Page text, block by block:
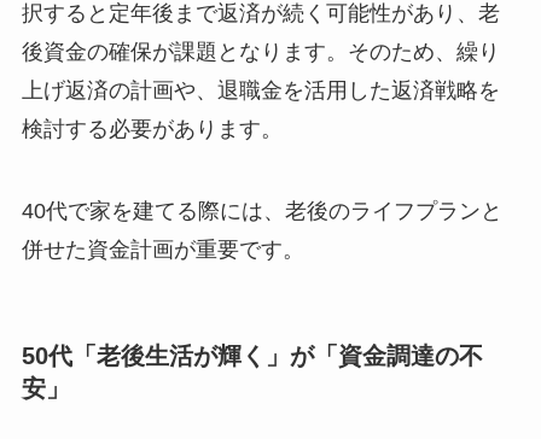
択すると定年後まで返済が続く可能性があり、老
後資金の確保が課題となります。そのため、繰り
上げ返済の計画や、退職金を活用した返済戦略を
検討する必要があります。
40代で家を建てる際には、老後のライフプランと
併せた資金計画が重要です。
50代「老後生活が輝く」が「資金調達の不
安」